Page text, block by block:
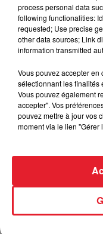
de
process personal data
following functionalities:
requested; Use precise
other data sources; Link
information transmitted
Vous pouvez accepter en
sélectionnant les finalités
Vous pouvez également
accepter". Vos
pouvez mettre à jour vos
moment via le lien "Gérer